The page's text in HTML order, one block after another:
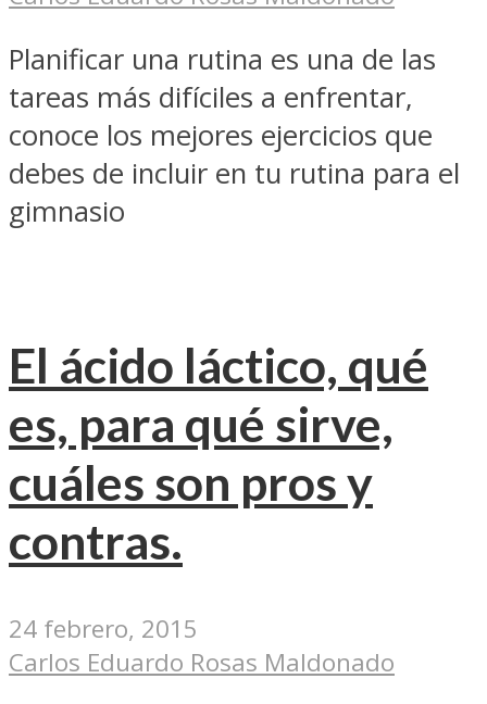
Planificar una rutina es una de las
tareas más difíciles a enfrentar,
conoce los mejores ejercicios que
debes de incluir en tu rutina para el
gimnasio
El ácido láctico, qué
es, para qué sirve,
cuáles son pros y
contras.
24 febrero, 2015
Carlos Eduardo Rosas Maldonado